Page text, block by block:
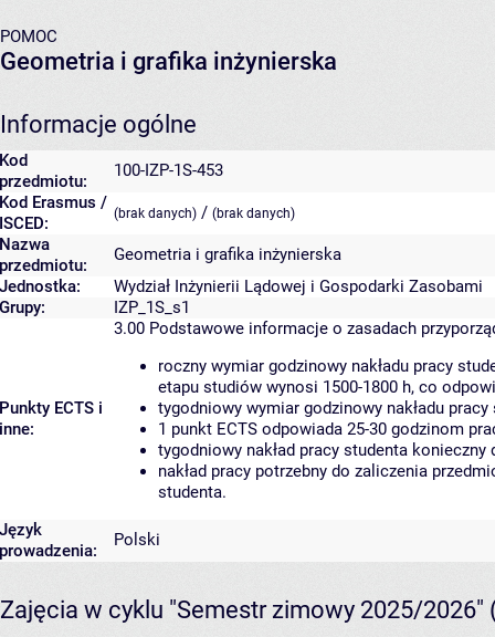
POMOC
Geometria i grafika inżynierska
Informacje ogólne
Kod
przedmiotu:
100-IZP-1S-453
Kod Erasmus /
ISCED:
(brak danych) / (brak danych)
Nazwa
przedmiotu:
Geometria i grafika inżynierska
Jednostka:
Wydział Inżynierii Lądowej i Gospodarki Zasobami
Grupy:
IZP_1S_s1
Punkty ECTS i
inne:
3.00 Podstawowe informacje o zasadach
roczny wymiar godzinowy nakładu pracy
etapu studiów wynosi 1500-1800 h, co
tygodniowy wymiar godzinowy nakładu
1 punkt ECTS odpowiada 25-30 godzinom
tygodniowy nakład pracy studenta
nakład pracy potrzebny do zaliczenia
studenta.
Język
prowadzenia:
Polski
Zajęcia w cyklu "Semestr zimowy 2025/2026"